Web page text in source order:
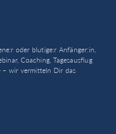
oder blutige:r Anfänger:in,
Coaching, Tagesausflug
– wir vermitteln Dir das